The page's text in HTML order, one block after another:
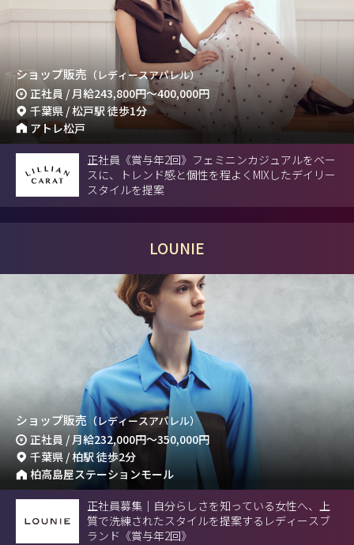
ショップ販売 （レディースアパレル）
正社員 / 月給243,800円～400,000円
千葉県 / 松戸駅 徒歩1分
アトレ松戸
正社員《賞与年2回》フェミニンカジュアルをベー
スに、トレンド感と個性を程よくMIXしたデイリー
スタイルを提案
LOUNIE
ショップ販売 （レディースアパレル）
正社員 / 月給232,000円～350,000円
千葉県 / 柏駅 徒歩2分
柏高島屋ステーションモール
正社員募集｜自分らしさを知っている女性へ、上
質で洗練されたスタイルを提案するレディースブ
ランド《賞与年2回》